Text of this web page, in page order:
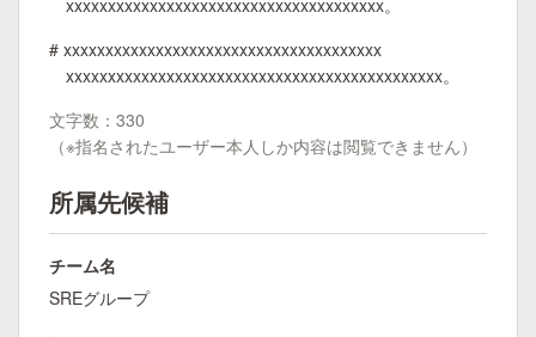
xxxxxxxxxxxxxxxxxxxxxxxxxxxxxxxxxxxxxx。
# xxxxxxxxxxxxxxxxxxxxxxxxxxxxxxxxxxxxxx
xxxxxxxxxxxxxxxxxxxxxxxxxxxxxxxxxxxxxxxxxxxxx。
文字数：330
（※指名されたユーザー本人しか内容は閲覧できません）
所属先候補
チーム名
SREグループ